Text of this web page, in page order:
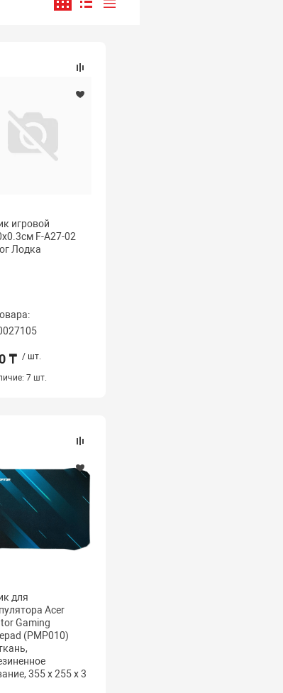
игровой
F-A27-02
Лодка
₸ / шт.
7 шт.
для
Acer
Gaming
(PMP010)
355 x 255 x 3